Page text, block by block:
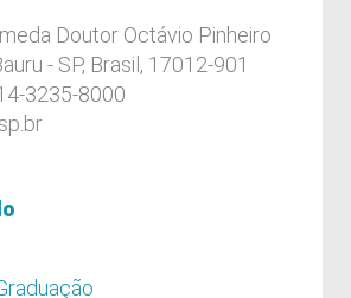
Doutor Octávio Pinheiro
- SP, Brasil, 17012-901
3235-8000